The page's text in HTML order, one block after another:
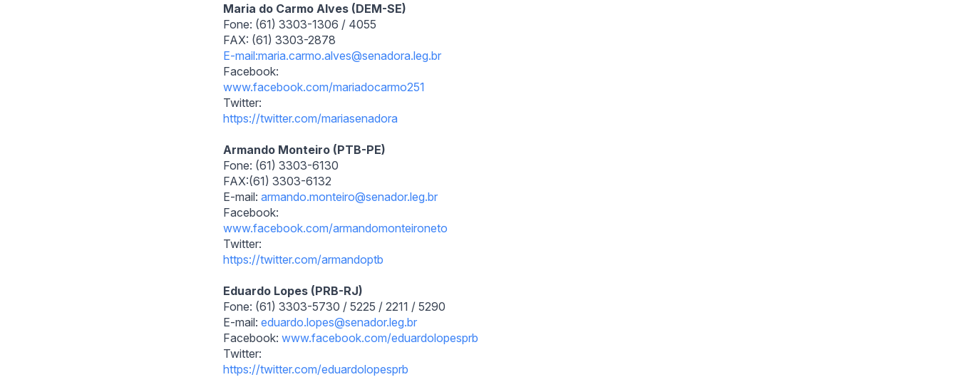
Maria do Carmo Alves (DEM-SE)
Fone: (61) 3303-1306 / 4055
FAX: (61) 3303-2878
E-mail:maria.carmo.alves@senadora.leg.br
Facebook:
www.facebook.com/mariadocarmo251
Twitter:
https://twitter.com/mariasenadora
Armando Monteiro (PTB-PE)
Fone: (61) 3303-6130
FAX:(61) 3303-6132
E-mail:armando.monteiro@senador.leg.br
Facebook:
www.facebook.com/armandomonteironeto
Twitter:
https://twitter.com/armandoptb
Eduardo Lopes (PRB-RJ)
Fone: (61) 3303-5730 / 5225 / 2211 / 5290
E-mail: eduardo.lopes@senador.leg.br
Facebook:www.facebook.com/eduardolopesprb
Twitter:
https://twitter.com/eduardolopesprb